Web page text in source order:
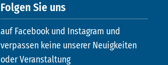
Folgen Sie uns
auf Facebook und Instagram und
verpassen keine unserer Neuigkeiten
oder Veranstaltung